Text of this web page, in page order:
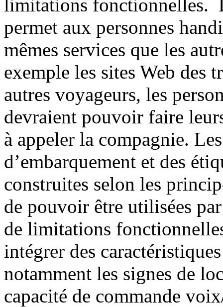
limitations fonctionnelles.
permet aux personnes
mêmes services que les
exemple les sites Web des
autres voyageurs, les
devraient pouvoir faire
à appeler la compagnie.
d’embarquement et des
construites selon les
de pouvoir être utilisées
de limitations
intégrer des
notamment les signes de
capacité de commande